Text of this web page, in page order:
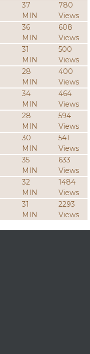
37
MIN
780
Views
36
MIN
608
Views
31
MIN
500
Views
28
MIN
400
Views
34
MIN
464
Views
28
MIN
594
Views
30
MIN
541
Views
35
MIN
633
Views
32
MIN
1484
Views
31
MIN
2293
Views